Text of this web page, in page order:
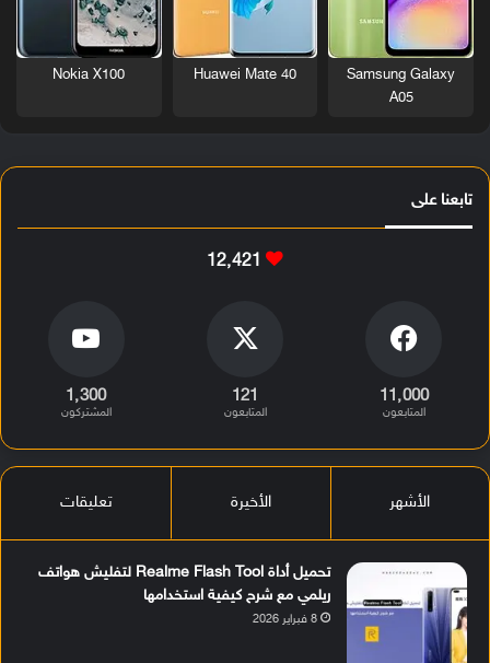
Samsung Galaxy
A05
Huawei Mate 40
Nokia X100
تابعنا على
12٬421
11٬000
المتابعون
121
المتابعون
1٬300
المشتركون
الأشهر الأخيرة تعليقات
تحميل أداة Realme Flash Tool لتفليش هواتف
ريلمي مع شرح كيفية استخدامها
8 فبراير 2026